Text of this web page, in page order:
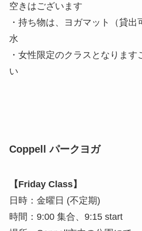
空きはございます
・持ち物は、ヨガマット（貸出
水
・女性限定のクラスとなります
い
Coppell パークヨガ
【Friday Class】
日時：金曜日 (不定期)
時間：9:00 集合、9:15 start